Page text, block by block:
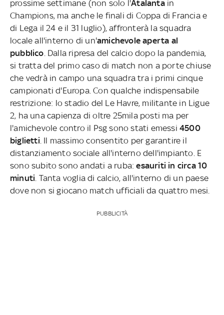
prossime settimane (non solo l'Atalanta in
Champions, ma anche le finali di Coppa di Francia e
di Lega il 24 e il 31 luglio), affronterà la squadra
locale all'interno di un'amichevole aperta al
pubblico . Dalla ripresa del calcio dopo la pandemia,
si tratta del primo caso di match non a porte chiuse
che vedrà in campo una squadra tra i primi cinque
campionati d'Europa. Con qualche indispensabile
restrizione: lo stadio del Le Havre, militante in Ligue
2, ha una capienza di oltre 25mila posti ma per
l'amichevole contro il Psg sono stati emessi 4500
biglietti . Il massimo consentito per garantire il
distanziamento sociale all'interno dell'impianto. E
sono subito sono andati a ruba:esauriti in circa 10
minuti . Tanta voglia di calcio, all'interno di un paese
dove non si giocano match ufficiali da quattro mesi.
PUBBLICITÀ